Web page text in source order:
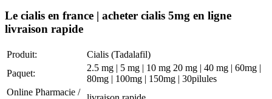
Le cialis en france | acheter cialis 5mg en ligne
livraison rapide
Produit:
Cialis (Tadalafil)
Paquet:
2.5 mg | 5 mg | 10 mg 20 mg | 40 mg | 60mg |
80mg | 100mg | 150mg | 30pilules
Online Pharmacie /